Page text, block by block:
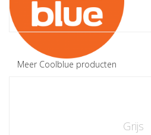
Meer Coolblue producten
Grijs